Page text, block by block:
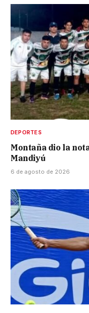
DEPORTES
Montaña dio la
Mandiyú
6 de agosto de 2026